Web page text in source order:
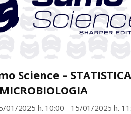
Science – STATISTICA
01/2025 h. 10:00 - 15/01/2025 h.